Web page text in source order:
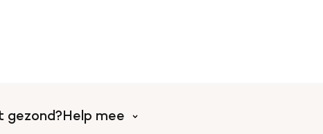
gezond?Help mee